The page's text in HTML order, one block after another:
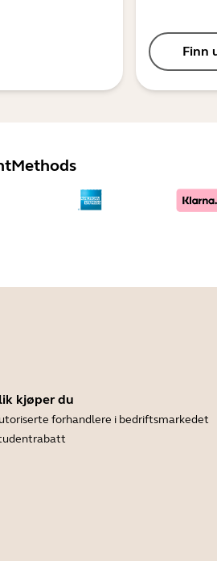
Finn
kjøper du
forhandlere i bedriftsmarkedet